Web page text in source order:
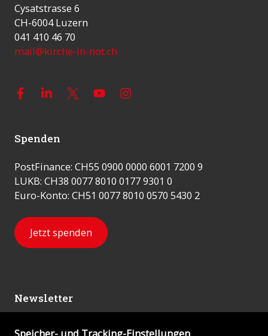
Cysatstrasse 6
CH-6004 Luzern
041 410 46 70
mail@kirche-in-not.ch
Spenden
PostFinance: CH55 0900 0000 6001 7200 9
LUKB: CH38 0077 8010 0177 9301 0
Euro-Konto: CH51 0077 8010 0570 5430 2
Jetzt spenden
Newsletter